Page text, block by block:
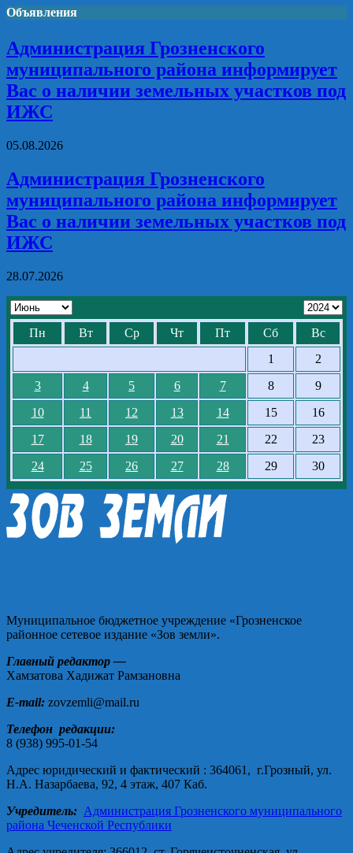
Объявления
Администрация Грозненского
муниципального района информирует
Вас о наличии земельных участков под
ИЖС
05.08.2026
Администрация Грозненского
муниципального района информирует
Вас о наличии земельных участков под
ИЖС
28.07.2026
Пн Вт Ср Чт Пт Сб
Вс
1
2
3
4 5 6 7 8
9
10
11 12 13 14 15
16
17
18 19 20 21 22
23
24
25 26 27 28 29 30
Муниципальное бюджетное учреждение «Грозненское
районное сетевое издание «Зов земли».
Главный редактор —
Хамзатова Хадижат Рамзановна
E-mail: zovzemli@mail.ru
Телефон редакции:
8 (938) 995-01-54
Адрес юридический и фактический : 364061, г.Грозный, ул.
Н.А. Назарбаева, 92, 4 этаж, 407 Каб.
Учредитель: Администрация Грозненского муниципального
района Чеченской Республики